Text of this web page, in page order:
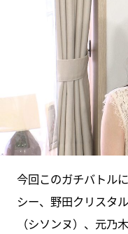
今回このガチバトル
シー、野田クリスタ
（シソンヌ）、元乃